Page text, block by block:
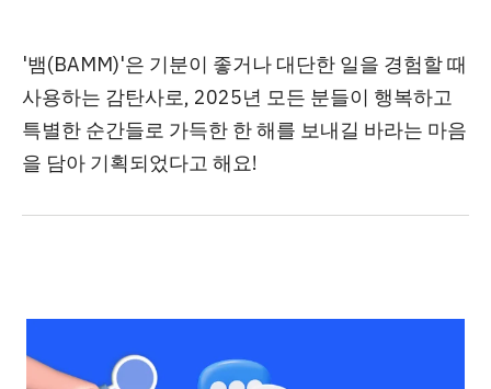
'뱀(BAMM)'은 기분이 좋거나 대단한 일을 경험할 때
사용하는 감탄사로, 2025년 모든 분들이 행복하고
특별한 순간들로 가득한 한 해를 보내길 바라는 마음
을 담아 기획되었다고 해요!